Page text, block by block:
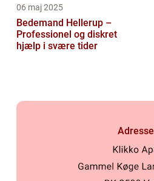
06 maj 2025
Bedemand Hellerup –
Professionel og diskret
hjælp i svære tider
Adresse